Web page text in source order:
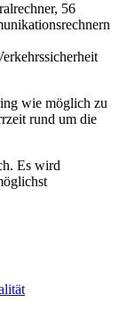
56
wie möglich zu
rund um die
Es wird